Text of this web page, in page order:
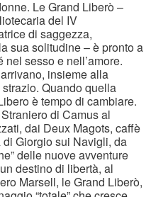
Le Grand Liberò –
del IV
di saggezza,
sua solitudine – è pronto a
sesso e nell’amore.
insieme alla
Quando quella
è tempo di cambiare.
di Camus al
dai Deux Magots, caffè
Giorgio sui Navigli, da
delle nuove avventure
destino di libertà, al
Marsell, le Grand Liberò,